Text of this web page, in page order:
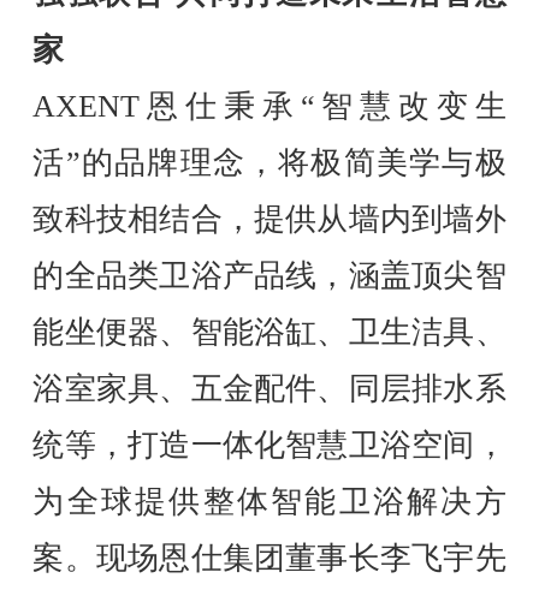
家
AXENT恩仕秉承“智慧改变生
活”的品牌理念，将极简美学与极
致科技相结合，提供从墙内到墙外
的全品类卫浴产品线，涵盖顶尖智
能坐便器、智能浴缸、卫生洁具、
浴室家具、五金配件、同层排水系
统等，打造一体化智慧卫浴空间，
为全球提供整体智能卫浴解决方
案。现场恩仕集团董事长李飞宇先